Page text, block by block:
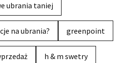
ubrania taniej
na ubrania? greenpoint
h & m swetry